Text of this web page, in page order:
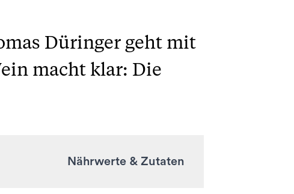
Düringer geht mit
macht klar: Die
Nährwerte & Zutaten